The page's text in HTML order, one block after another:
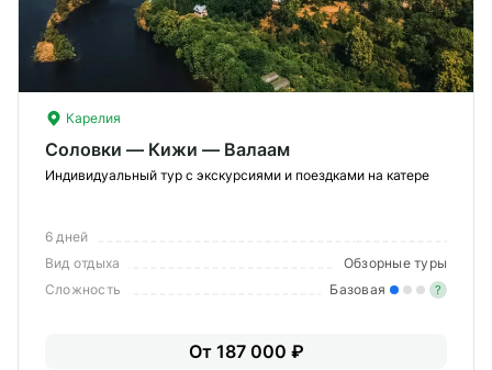
Карелия
Соловки — Кижи — Валаам
Индивидуальный тур с экскурсиями и поездками на катере
6 дней
Вид отдыха
Обзорные туры
Сложность
Базовая ?
От 187 000 ₽